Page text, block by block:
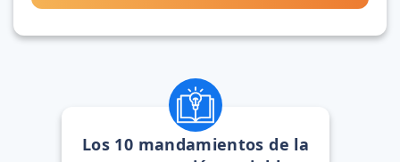
Los 10 mandamientos de la